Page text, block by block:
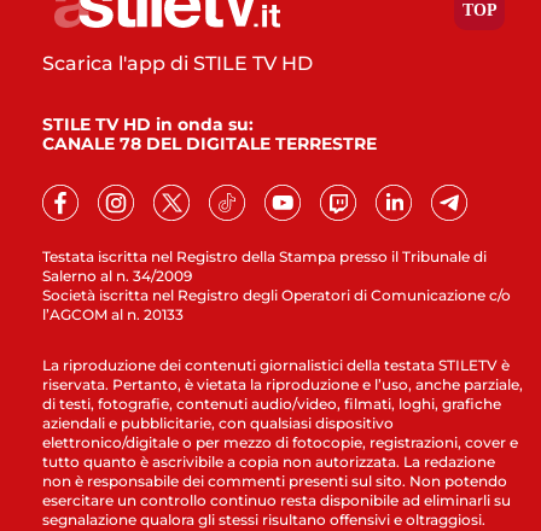
Testata iscritta nel Registro della Stampa presso il Tribunale di
Salerno al n. 34/2009
Società iscritta nel Registro degli Operatori di Comunicazione c/o
l’AGCOM al n. 20133
Scarica l'app di STILE TV HD
STILE TV HD in onda su:
CANALE 78 DEL DIGITALE TERRESTRE
La riproduzione dei contenuti giornalistici della testata STILETV è
riservata. Pertanto, è vietata la riproduzione e l’uso, anche parziale,
di testi, fotografie, contenuti audio/video, filmati, loghi, grafiche
aziendali e pubblicitarie, con qualsiasi dispositivo
elettronico/digitale o per mezzo di fotocopie, registrazioni, cover e
tutto quanto è ascrivibile a copia non autorizzata. La redazione
non è responsabile dei commenti presenti sul sito. Non potendo
esercitare un controllo continuo resta disponibile ad eliminarli su
segnalazione qualora gli stessi risultano offensivi e oltraggiosi.